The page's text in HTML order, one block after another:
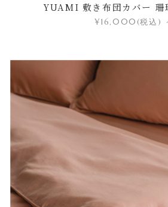
YUAMI 敷き布団カバー 珊
¥16,000 (税込)